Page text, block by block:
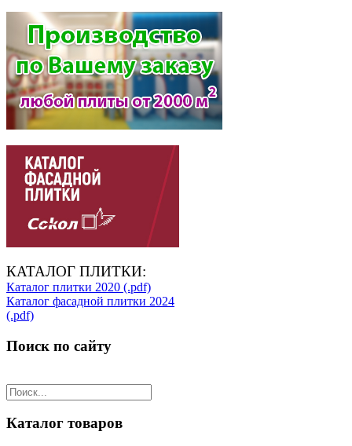
КАТАЛОГ ПЛИТКИ:
Каталог плитки 2020 (.pdf)
Каталог фасадной плитки 2024
(.pdf)
Поиск по сайту
Каталог товаров